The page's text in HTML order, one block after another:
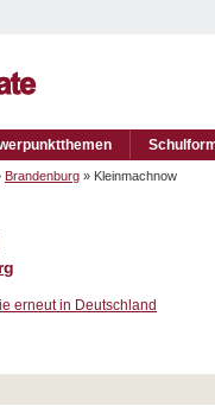
Brandenburg » Kleinmachnow
erneut in Deutschland